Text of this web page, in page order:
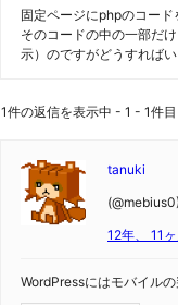
固定ページにphpのコード
そのコードの中の一部だ
示）のですがどうすれば
1件の返信を表示中 - 1 - 1件
tanuki
(@mebius0)
12年、 11
WordPressにはモバイル